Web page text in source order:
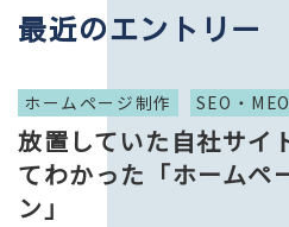
最近のエントリー
ホームページ制作 SEO・
放置していた自社サイ
てわかった「ホームペ
ン」